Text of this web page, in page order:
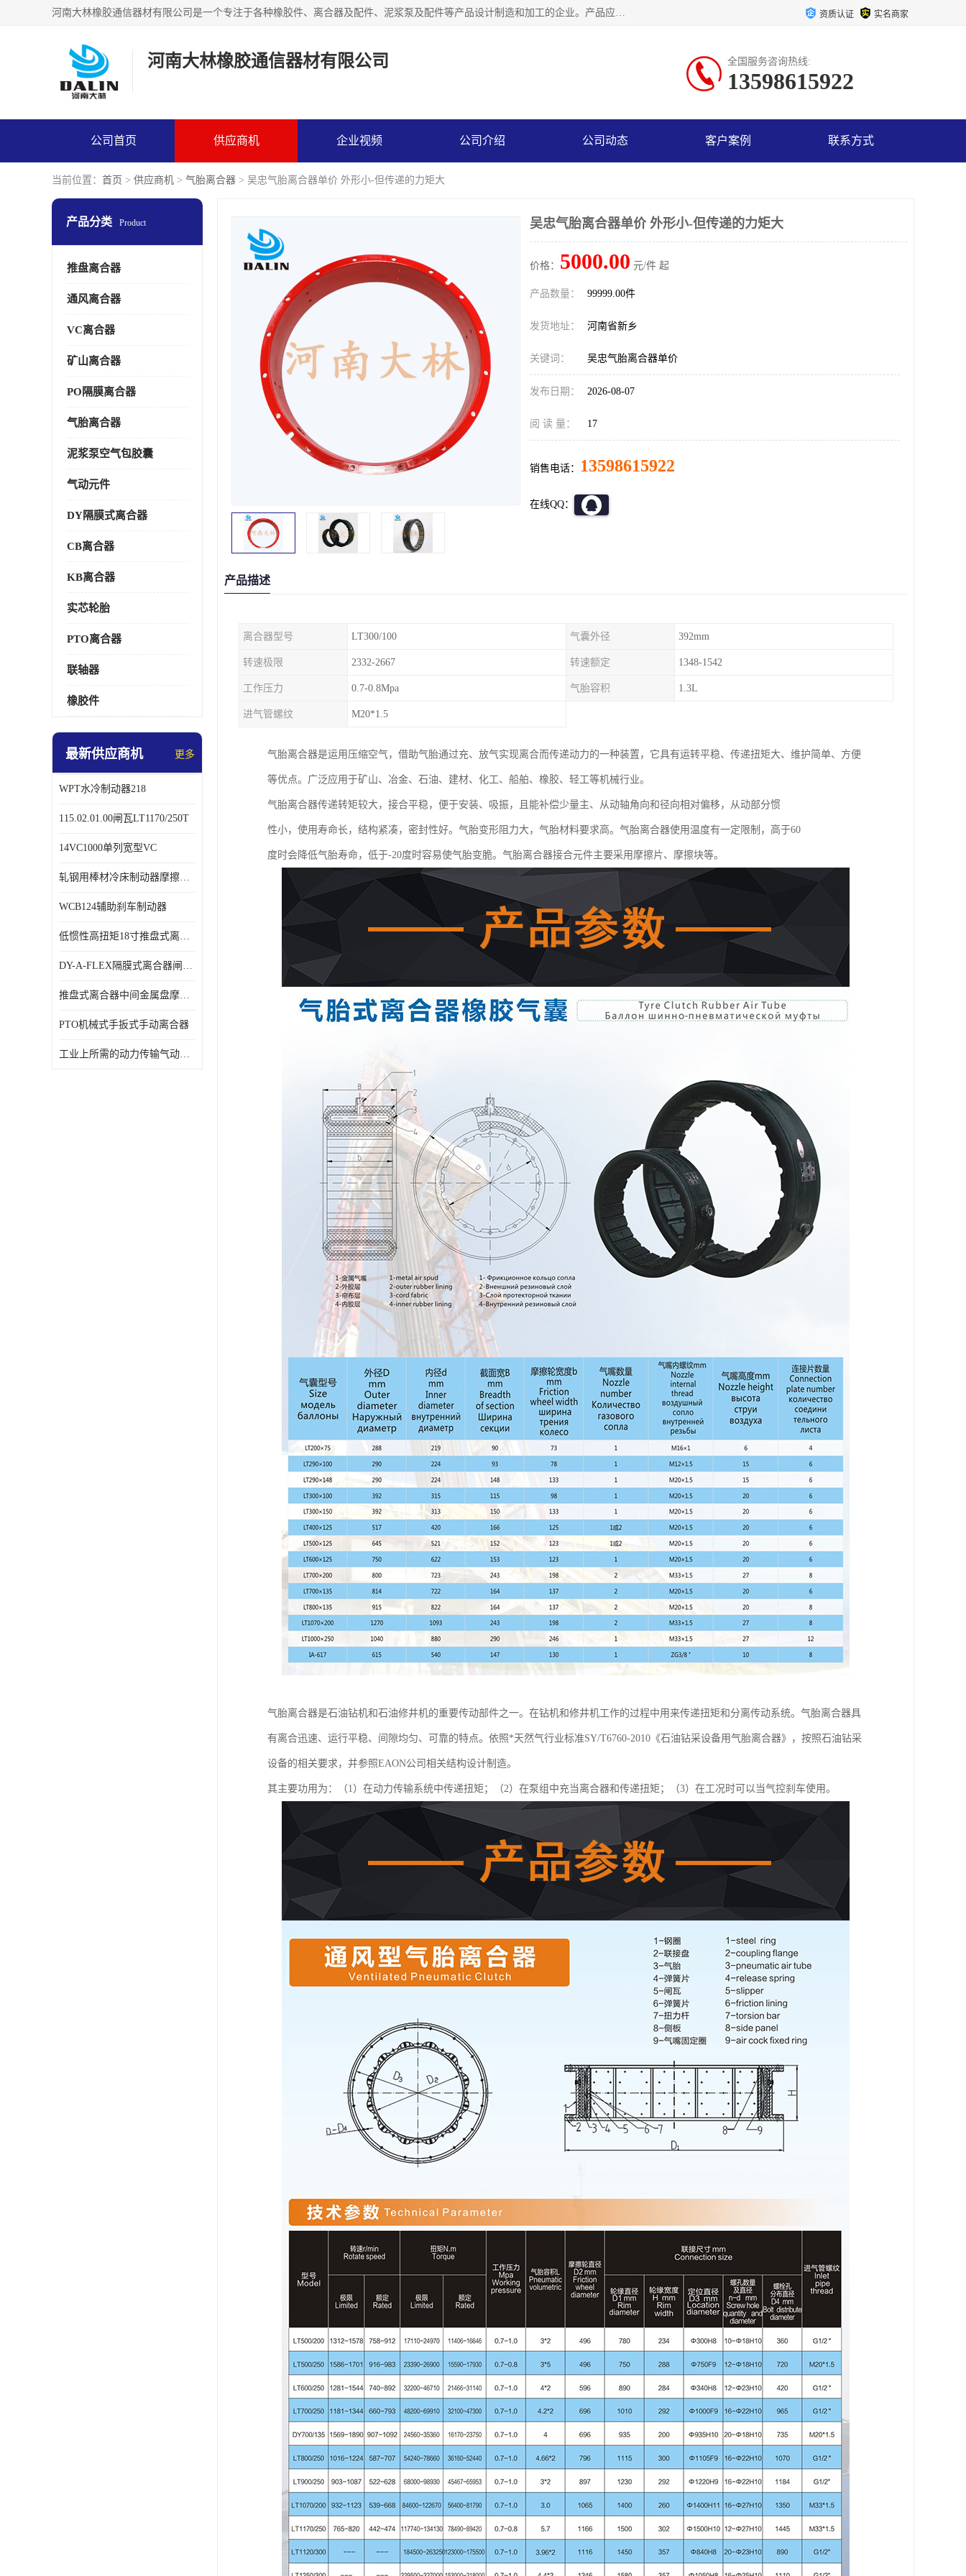
河南大林橡胶通信器材有限公司是一个专注于各种橡胶件、离合器及配件、泥浆泵及配件等产品设计制造和加工的企业。产品应用于矿山、冶金、石油、钢铁、化工、水泥、船舶、造纸、通用机械等各种大功率机械传动或制动装置。 资质认证 实名商家
河南大林橡胶通信器材有限公司 全国服务咨询热线:
13598615922
公司首页 供应商机 企业视频 公司介绍 公司动态 客户案例 联系方式
当前位置： 首页 > 供应商机 > 气胎离合器 > 吴忠气胎离合器单价 外形小-但传递的力矩大
产品分类 Product
推盘离合器
通风离合器
VC离合器
矿山离合器
PO隔膜离合器
气胎离合器
泥浆泵空气包胶囊
气动元件
DY隔膜式离合器
CB离合器
KB离合器
实芯轮胎
PTO离合器
联轴器
橡胶件
最新供应商机 更多
WPT水冷制动器218
115.02.01.00闸瓦LT1170/250T
14VC1000单列宽型VC
轧钢用棒材冷床制动器摩擦片218
WCB124辅助刹车制动器
低惯性高扭矩18寸推盘式离合器中心盘齿盘W18-11-101
DY-A-FLEX隔膜式离合器闸瓦总成7015125A
推盘式离合器中间金属盘摩擦盘18寸
PTO机械式手扳式手动离合器
工业上所需的动力传输气动离合器WCB424
吴忠气胎离合器单价 外形小-但传递的力矩大
价格： 5000.00 元/件 起
产品数量： 99999.00件
发货地址： 河南省新乡
关键词： 吴忠气胎离合器单价
发布日期： 2026-08-07
阅 读 量： 17
销售电话： 13598615922
在线QQ：
产品描述
离合器型号 LT300/100 气囊外径 392mm
转速极限 2332-2667 转速额定 1348-1542
工作压力 0.7-0.8Mpa 气胎容积 1.3L
进气管螺纹 M20*1.5
气胎离合器是运用压缩空气，借助气胎通过充、放气实现离合而传递动力的一种装置，它具有运转平稳、传递扭矩大、维护简单、方便
等优点。广泛应用于矿山、冶金、石油、建材、化工、船舶、橡胶、轻工等机械行业。
气胎离合器传递转矩较大，接合平稳，便于安装、吸振，且能补偿少量主、从动轴角向和径向相对偏移，从动部分惯
性小，使用寿命长，结构紧凑，密封性好。气胎变形阻力大，气胎材料要求高。气胎离合器使用温度有一定限制，高于60
度时会降低气胎寿命，低于-20度时容易使气胎变脆。气胎离合器接合元件主要采用摩擦片、摩擦块等。
气胎离合器是石油钻机和石油修井机的重要传动部件之一。在钻机和修井机工作的过程中用来传递扭矩和分离传动系统。气胎离合器具
有离合迅速、运行平稳、间隙均匀、可靠的特点。依照*天然气行业标准SY/T6760-2010《石油钻采设备用气胎离合器》，按照石油钻采
设备的相关要求，并参照EAON公司相关结构设计制造。
其主要功用为：（1）在动力传输系统中传递扭矩；（2）在泵组中充当离合器和传递扭矩；（3）在工况时可以当气控刹车使用。